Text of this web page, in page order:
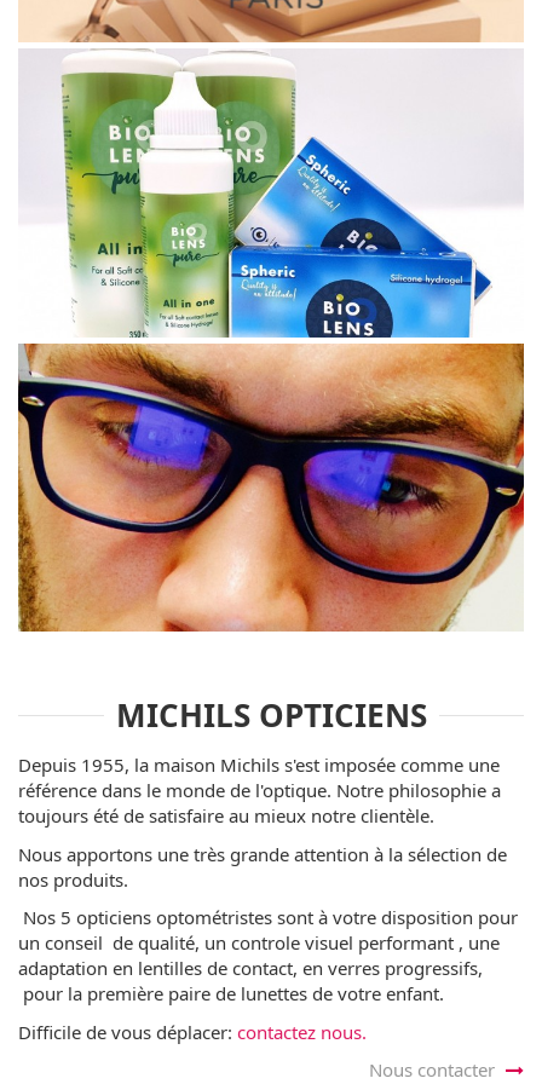
MICHILS OPTICIENS
Depuis 1955, la maison Michils s'est imposée comme une
référence dans le monde de l'optique. Notre philosophie a
toujours été de satisfaire au mieux notre clientèle.
Nous apportons une très grande attention à la sélection de
nos produits.
Nos 5 opticiens optométristes sont à votre disposition pour
un conseil de qualité, un controle visuel performant , une
adaptation en lentilles de contact, en verres progressifs,
pour la première paire de lunettes de votre enfant.
Difficile de vous déplacer: contactez nous.
Nous contacter